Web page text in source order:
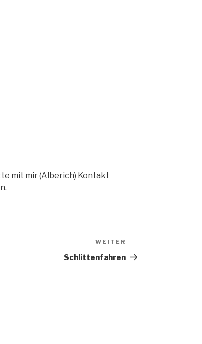
mit mir (Alberich) Kontakt
Beitrag
WEITER
Schlittenfahren